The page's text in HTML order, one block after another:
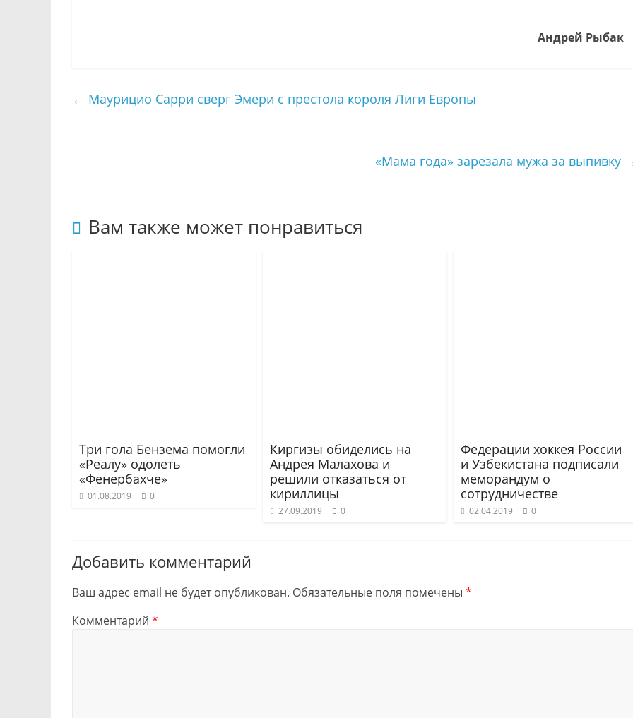
Андрей Рыбак
← Маурицио Сарри сверг Эмери с престола короля Лиги Европы
«Мама года» зарезала мужа за выпивку
Вам также может понравиться
Три гола Бензема помогли
«Реалу» одолеть
«Фенербахче»
01.08.2019 0
Киргизы обиделись на
Андрея Малахова и
решили отказаться от
кириллицы
27.09.2019 0
Федерации хоккея России
и Узбекистана подписали
меморандум о
сотрудничестве
02.04.2019 0
Добавить комментарий
Ваш адрес email не будет опубликован. Обязательные поля помечены *
Комментарий *